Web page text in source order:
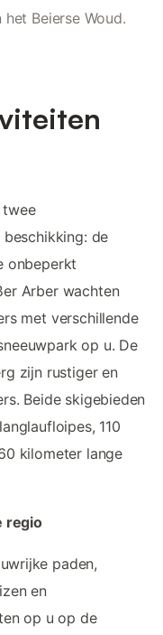
Beierse Woud.
twee
de
onbeperkt
Arber wachten
met verschillende
op u. De
zijn rustiger en
Beide skigebieden
110
kilometer lange
regio
paden,
en
op u op de